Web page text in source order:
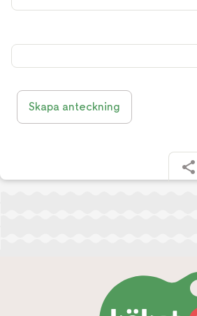
Skapa anteckning